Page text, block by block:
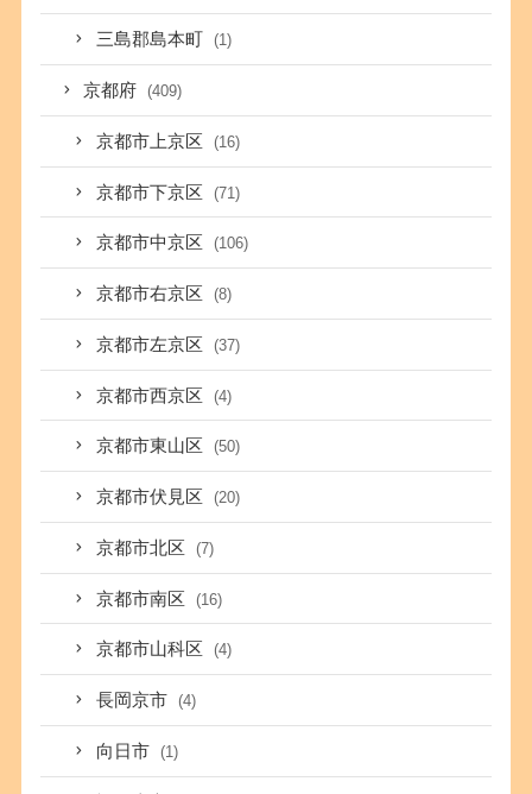
三島郡島本町 (1)
京都府 (409)
京都市上京区 (16)
京都市下京区 (71)
京都市中京区 (106)
京都市右京区 (8)
京都市左京区 (37)
京都市西京区 (4)
京都市東山区 (50)
京都市伏見区 (20)
京都市北区 (7)
京都市南区 (16)
京都市山科区 (4)
長岡京市 (4)
向日市 (1)